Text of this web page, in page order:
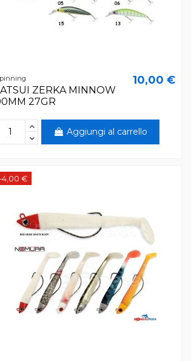
ZERKA MINNOW
27GR
10,00 €
Aggiungi al carrello
4,00 €